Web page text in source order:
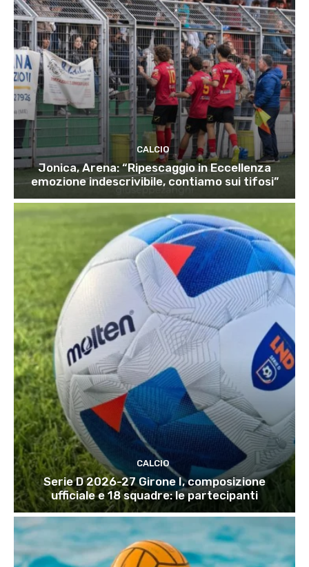
CALCIO
Jonica, Arena: “Ripescaggio in Eccellenza
emozione indescrivibile, contiamo sui tifosi”
CALCIO
Serie D 2026-27 Girone I, composizione
ufficiale e 18 squadre: le partecipanti